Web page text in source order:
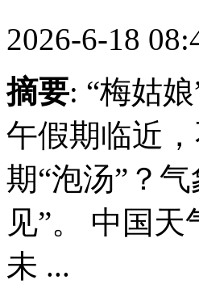
2026-6-18
摘要: “梅姑
午假期临近
期“泡汤”？
见”。 中国
未 ...